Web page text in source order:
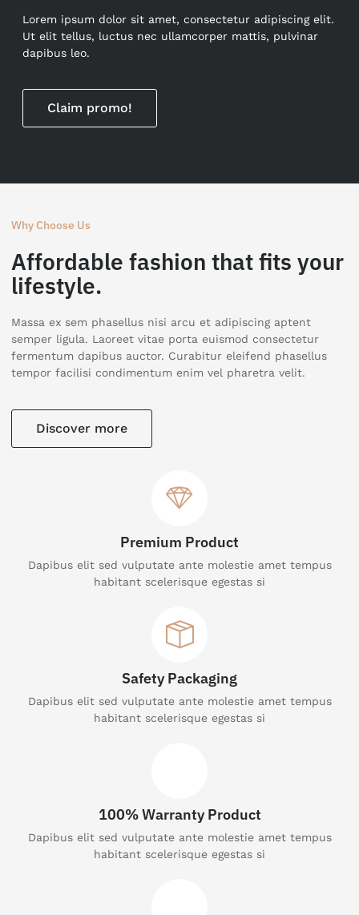
Lorem ipsum dolor sit amet, consectetur adipiscing elit.
Ut elit tellus, luctus nec ullamcorper mattis, pulvinar
dapibus leo.
Claim promo!
Why Choose Us
Affordable fashion that fits your
lifestyle.
Massa ex sem phasellus nisi arcu et adipiscing aptent
semper ligula. Laoreet vitae porta euismod consectetur
fermentum dapibus auctor. Curabitur eleifend phasellus
tempor facilisi condimentum enim vel pharetra velit.
Discover more
Premium Product
Dapibus elit sed vulputate ante molestie amet tempus
habitant scelerisque egestas si
Safety Packaging
Dapibus elit sed vulputate ante molestie amet tempus
habitant scelerisque egestas si
100% Warranty Product
Dapibus elit sed vulputate ante molestie amet tempus
habitant scelerisque egestas si